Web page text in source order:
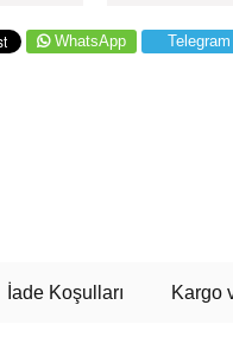
WhatsApp Telegram
İade Koşulları Kargo